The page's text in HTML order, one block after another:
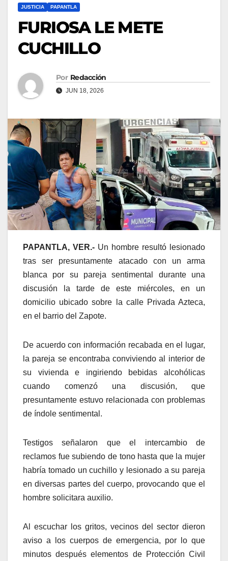
JUSTICIA PAPANTLA
FURIOSA LE METE
CUCHILLO
Por Redacción
JUN 18, 2026
PAPANTLA, VER.- Un hombre resultó lesionado
tras ser presuntamente atacado con un arma
blanca por su pareja sentimental durante una
discusión la tarde de este miércoles, en un
domicilio ubicado sobre la calle Privada Azteca,
en el barrio del Zapote.
De acuerdo con información recabada en el lugar,
la pareja se encontraba conviviendo al interior de
su vivienda e ingiriendo bebidas alcohólicas
cuando comenzó una discusión, que
presuntamente estuvo relacionada con problemas
de índole sentimental.
Testigos señalaron que el intercambio de
reclamos fue subiendo de tono hasta que la mujer
habría tomado un cuchillo y lesionado a su pareja
en diversas partes del cuerpo, provocando que el
hombre solicitara auxilio.
Al escuchar los gritos, vecinos del sector dieron
aviso a los cuerpos de emergencia, por lo que
minutos después elementos de Protección Civil